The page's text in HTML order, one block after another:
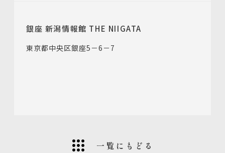
銀座 新潟情報館 THE NIIGATA
東京都中央区銀座5－6－7
一覧にもどる